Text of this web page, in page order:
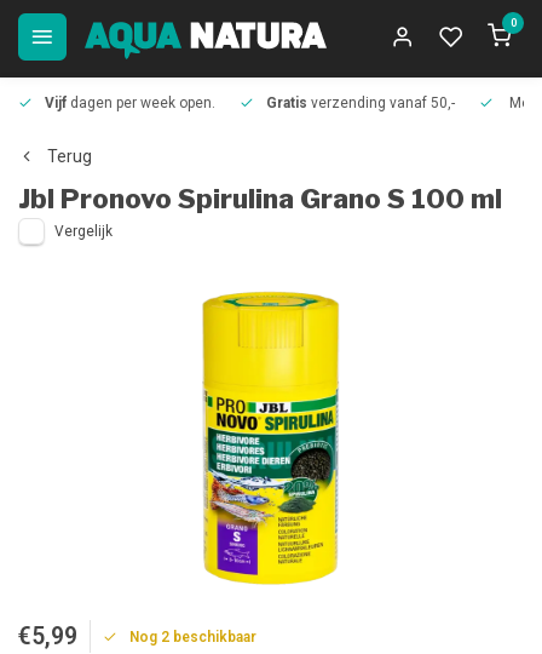
0
Vijf dagen per week open. Gratis verzending vanaf 50,-
Terug
Jbl Pronovo Spirulina Grano S 100 ml
Vergelijk
€5,99 Nog 2 beschikbaar